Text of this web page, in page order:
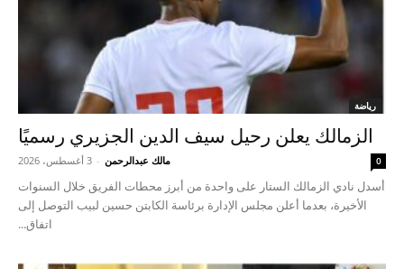
رياضة
الزمالك يعلن رحيل سيف الدين الجزيري رسميًا
مالك عبدالرحمن - 3 أغسطس، 2026 0
أسدل نادي الزمالك الستار على واحدة من أبرز محطات الفريق خلال السنوات
الأخيرة، بعدما أعلن مجلس الإدارة برئاسة الكابتن حسين لبيب التوصل إلى
اتفاق...